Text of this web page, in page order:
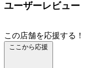
ユーザーレビュー
この店舗を応援する！
ここから応援